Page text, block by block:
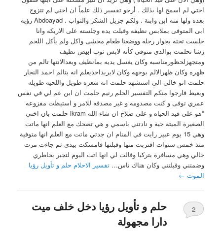
اختي لم اسمح لها بذلك . أرجو تفسير ذلك علماً ان اختي لم تتزوج
بعده ولها منه ابن وابنة . ولكم جزيل الشكر والثواب . Abdoayad رؤيه
ابى المتوفى بملابس نظيفه وقبلت يده وجلسته على الاريكه وانا
جلست تحته بجوار رجله ووضعنا طعام محشى واكل ولم يأكل اللحم
رشا تحلمت بوالدي متوفي كأنه لابس ثوب ابيض نظيف
ومتجهزلحظورمناسبه وكان يغسل يديه بمانظيف وبعدالانتها تالم من
ظهره وكان ظهرالالم بوجهه وكان لايريداحديعلم انه يتالم احمد النجار
حلمت انو خالي الي استشهد حلمت انه شعره طويل واللحيه طويله
وبعيط فارجوا منكم التفسير الحلم رنيم حلمت ان ابن عم لي في نفس
عمري توفى و كنت مصدومه و غير مصدقه للامر و استيظت مفزوعه
*هو على قيد الحياه و على صلاح ان شاء الله ikram حلمت بان اختي
الصغيرة الميتة حية و نادتني باسمي و هي تضحك مع العلم انها ماتت
وهي 15 يوم عبير رايت في المنام ان جدتي ماتت مع العلم انها متوفية
منذ خمس سنوات اقتربت منها وقبلتها فامسكت بيدي ثم جاءت مرت
خالي وهي مسافرة بتركيا وقالت لي انها اتت اليوم لتجبر بخاطري
وضمتني وقبلتني وكان هناك ناس…تفسير الاحلام حلم و تأويل رؤيا
الموت ←
حلم و تأويل رؤيا دخل خلف ميت
دارا مجهولة
2